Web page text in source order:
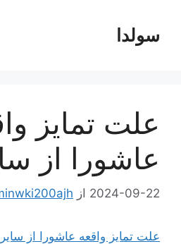
محتواسولدا
علت تمایز
عاشورا از
2024-09-22 از
علت تمایز واقعه عاشورا از سایر